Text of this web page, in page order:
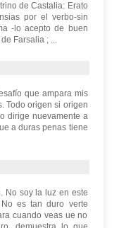
de Castalia: Erato
por el verbo-sin
-lo acepto de buen
Farsalia ; ...
que ampara mis
Todo origen si origen
dirige nuevamente a
a duras penas tiene
No soy la luz en este
No es tan duro verte
cuando veas ue no